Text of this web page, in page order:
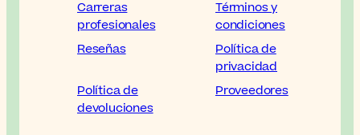
Carreras
profesionales
Términos y
condiciones
Reseñas
Política de
privacidad
Política de
devoluciones
Proveedores